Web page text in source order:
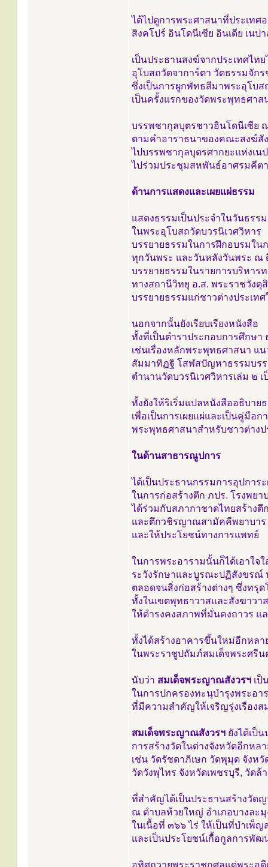
ได้ไปดูการพระศาสนาที่ประเทศ
สิงคโปร์ อินโดนีเซีย อินเดีย เนป
เป็นประธานสงฆ์จากประเทศไท
อุโบสถวัดจาการ์ตา วัดธรรมจักร
ซึ่งเป็นการผูกพัทธสีมาพระอุโบส
เป็นครั้งแรกของวัดพระพุทธศาส
บรรพชากุลบุตรชาวอินโดนีเซีย
ตามคำอาราธนาของคณะสงฆ์สั
ไปบรรพชากุลบุตรศากยะแห่งเ
ไปร่วมประชุมสหพันธ์อาศรมคีต
ด้านการแสดงและเผยแผ่ธรรม
แสดงธรรมเป็นประจำในวันธร
ในพระอุโบสถวัดบวรนิเวศวิหาร
บรรยายธรรมในการฝึกอบรมใน
ทุกวันพระ และวันหลังวันพระ ณ
บรรยายธรรมในรายการบริหาร
ทางสถานีวิทยุ อ.ส. พระราชวังดุ
บรรยายธรรมแก่ชาวต่างประเท
นอกจากนั้นยังเรียบเรียงหนังสือ
ทั้งที่เป็นตำราประกอบการศึกษา
เช่นเรื่องหลักพระพุทธศาสนา แ
สัมมาทิฏฐิ โสฬสปัญหาธรรมบร
ตำนานวัดบวรนิเวศวิหารเล่ม ๒
ทั้งยังให้ริเริ่มแปลหนังสืออธิบาย
เพื่อเป็นการเผยแผ่และเป็นคู่มือก
พระพุทธศาสนาสำหรับชาวต่างป
ในด้านสาธารณูปการ
ได้เป็นประธานกรรมการอุปการ
ในการก่อสร้างตึก ภปร. โรงพย
ได้ร่วมกับสภากาชาดไทยสร้าง
และตึกวชิรญาณสามัคคีพยาบาร
และให้ประโยชน์ทางการแพทย์
ในการพระอารามนั้นก็ได้เอาใจ
ระวังรักษาและบูรณะปฏิสังขรณ์
ตลอดจนสิ่งก่อสร้างต่างๆ ซึ่งทรุด
ทั้งในเขตพุทธาวาสและสังฆาวาส
ให้ดำรงคงสภาพที่มั่นคงถาวร แล
ทั้งได้สร้างอาคารขึ้นใหม่อีกหลา
ในพระราชูปถัมภ์สมเด็จพระศรี
นับว่า สมเด็จพระญาณสังวรฯ เป็
ในการปกครองทะนุบำรุงพระอา
ที่มีความสำคัญให้เจริญรุ่งเรืองส
สมเด็จพระญาณสังวรฯ ยังได้เป็
การสร้างวัดในต่างจังหวัดอีกหล
เช่น วัดรัชดาภิเษก วัดพุมุด จังห
วัดวังพุไทร จังหวัดเพชรบุรี, วัดล้
ที่สำคัญได้เป็นประธานสร้างวัด
ณ ตำบลห้วยใหญ่ อำเภอบางละ
ในเนื้อที่ ๓๖๖ ไร่ ให้เป็นที่บำเพ็
และเป็นประโยชน์เกื้อกูลการพั
อุทิศถวายพระราชกุศลแด่พระอ